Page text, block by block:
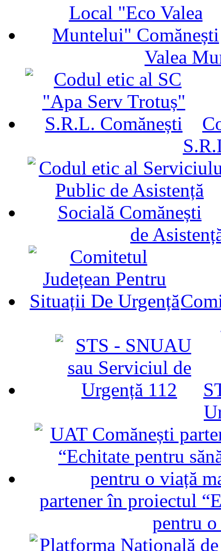
Valea
de
partener în proiectul
pentru